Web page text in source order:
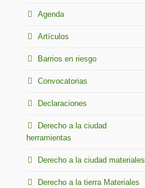
Agenda
Artículos
Barrios en riesgo
Convocatorias
Declaraciones
Derecho a la ciudad
herramientas
Derecho a la ciudad materiales
Derecho a la tierra Materiales